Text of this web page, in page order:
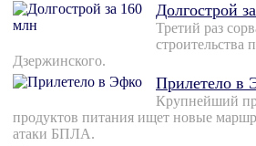
Долгострой
Третий раз
строительства
Дзержинского.
Прилетело в
Крупнейший
продуктов питания ищет новые
атаки БПЛА.